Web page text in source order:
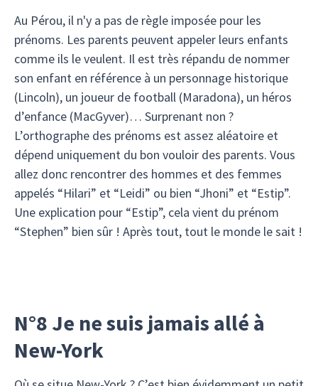
Au Pérou, il n'y a pas de règle imposée pour les
prénoms. Les parents peuvent appeler leurs enfants
comme ils le veulent. Il est très répandu de nommer
son enfant en référence à un personnage historique
(Lincoln), un joueur de football (Maradona), un héros
d’enfance (MacGyver)… Surprenant non ?
L’orthographe des prénoms est assez aléatoire et
dépend uniquement du bon vouloir des parents. Vous
allez donc rencontrer des hommes et des femmes
appelés “Hilari” et “Leidi” ou bien “Jhoni” et “Estip”.
Une explication pour “Estip”, cela vient du prénom
“Stephen” bien sûr ! Après tout, tout le monde le sait !
N°8 Je ne suis jamais allé à
New-York